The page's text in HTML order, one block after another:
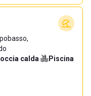
calda·
Piscina